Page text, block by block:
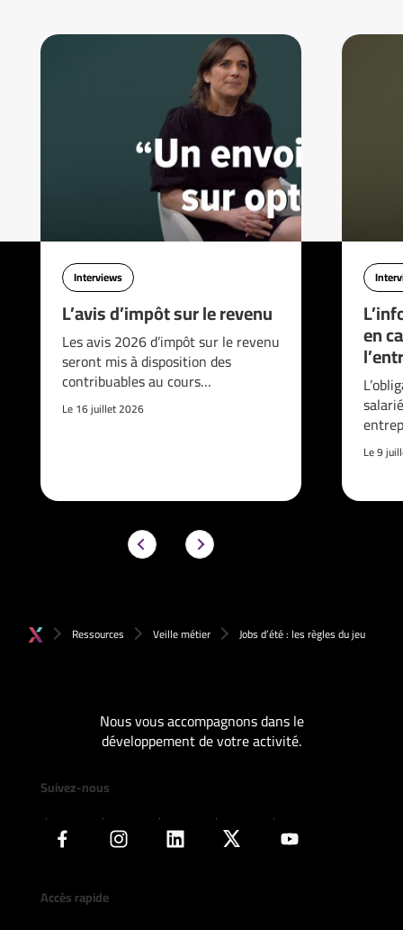
Interviews
L’avis d’impôt sur le revenu
Les avis 2026 d’impôt sur le revenu
seront mis à disposition des
contribuables au cours…
Le 16 juillet 2026
en
Le 9
Ressources Veille métier Jobs d’été : les règles du jeu
Nous vous accompagnons dans le
développement de votre activité.
Suivez-nous
Accès rapide